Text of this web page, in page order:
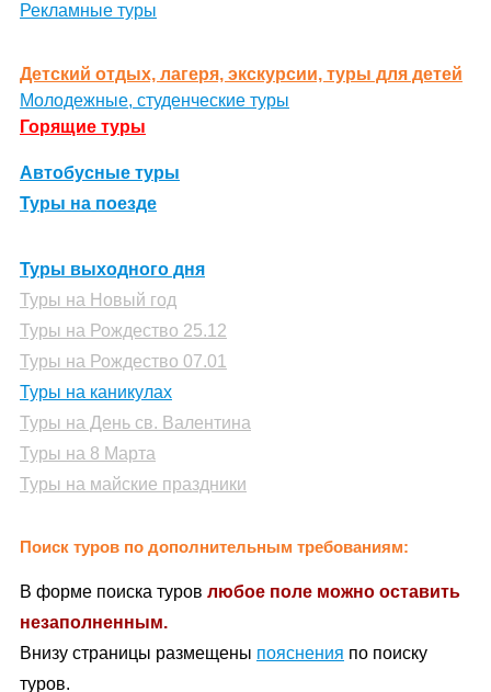
Рекламные туры
Детский отдых, лагеря, экскурсии, туры для детей
Молодежные, студенческие туры
Горящие туры
Автобусные туры
Туры на поезде
Туры выходного дня
Туры на Новый год
Туры на Рождество 25.12
Туры на Рождество 07.01
Туры на каникулах
Туры на День св. Валентина
Туры на 8 Марта
Туры на майские праздники
Поиск туров по дополнительным требованиям:
В форме поиска туров любое поле можно оставить
незаполненным.
Внизу страницы размещены пояснения по поиску
туров.